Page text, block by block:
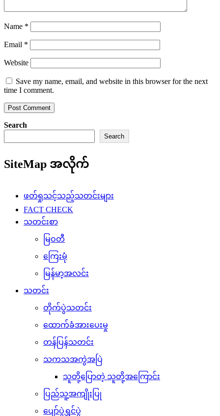
Name *
Email *
Website
Save my name, email, and website in this browser for the next
time I comment.
Search
Search
SiteMap အလိုက်
ဖတ်ရှုသင့်သည့်သတင်းများ
FACT CHECK
သတင်းစာ
မြဝတီ
ကြေးမုံ
မြန်မာ့အလင်း
သတင်း
တိုက်ပွဲသတင်း
ထောက်ခံအားပေးမှု
တန်ပြန်သတင်း
သကသအကွဲအပြဲ
သူတို့ပြောတဲ့ သူတို့အကြောင်း
ပြည်သူ့အကျိုးပြု
ပျော်ပွဲရွှင်ပွဲ